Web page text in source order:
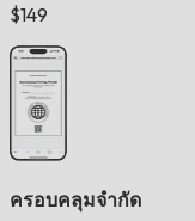
$149
ครอบคลุมจำกัด